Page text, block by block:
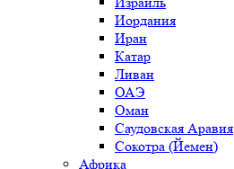
Иордания
Иран
Катар
Ливан
ОАЭ
Оман
Саудовская Аравия
Сокотра (Йемен)
Африка